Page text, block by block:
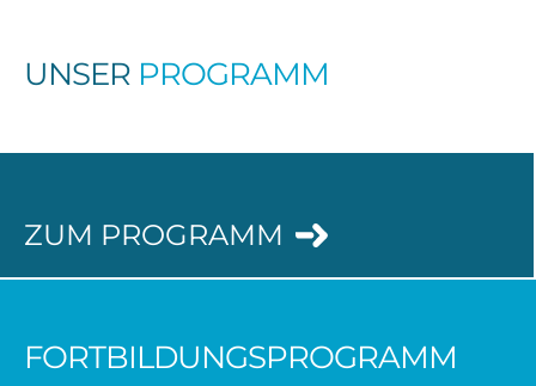
UNSER PROGRAMM
ZUM PROGRAMM
FORTBILDUNGSPROGRAMM